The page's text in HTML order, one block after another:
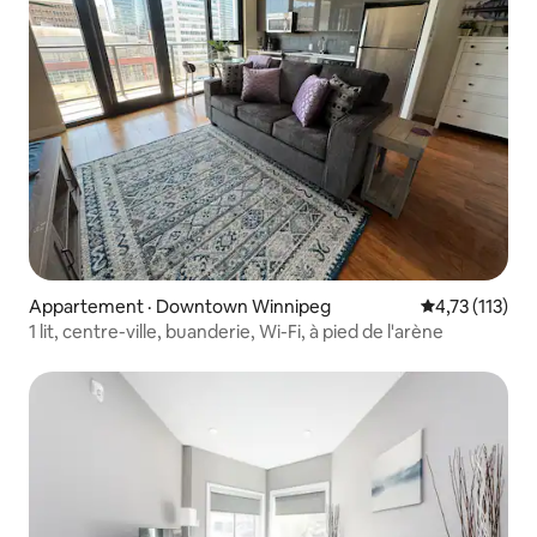
Appartement · Downtown Winnipeg Note
4,73 (113)
1 lit, centre-ville, buanderie, Wi-Fi, à pied de l'arène